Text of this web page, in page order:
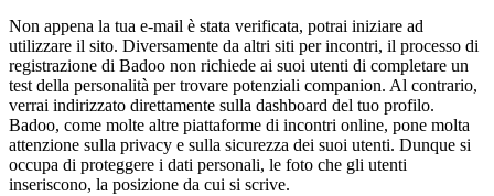
Non appena la tua e-mail è stata verificata, potrai iniziare ad
utilizzare il sito. Diversamente da altri siti per incontri, il processo di
registrazione di Badoo non richiede ai suoi utenti di completare un
test della personalità per trovare potenziali companion. Al contrario,
verrai indirizzato direttamente sulla dashboard del tuo profilo.
Badoo, come molte altre piattaforme di incontri online, pone molta
attenzione sulla privacy e sulla sicurezza dei suoi utenti. Dunque si
occupa di proteggere i dati personali, le foto che gli utenti
inseriscono, la posizione da cui si scrive.